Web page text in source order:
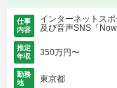
仕事
内容
インターネットス
及び音声SNS「
推定
年収
350万円〜
勤務
地
東京都